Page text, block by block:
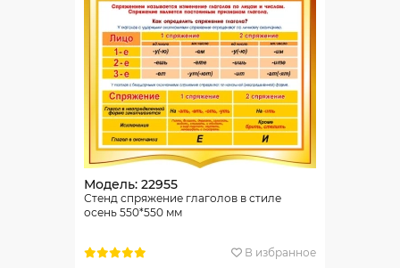
Модель: 22955
Стенд спряжение глаголов в стиле
осень 550*550 мм
В избранное